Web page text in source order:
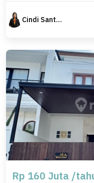
Cindi Santoso
Rp 160 Juta /